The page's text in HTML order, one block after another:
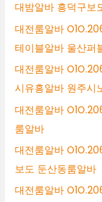
대밤알바 흥덕구보
대전룸알바
테이블알바 울산퍼
대전룸알바
시유흥알바 원주시
대전룸알바
룸알바
대전룸알바
보도 둔산동룸알바
대전룸알바